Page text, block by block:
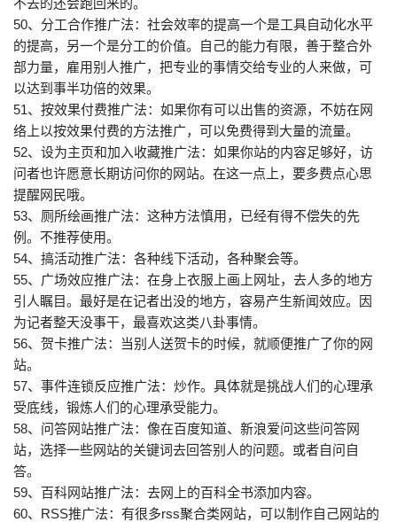
不去的还会跑回来的。
50、分工合作推广法：社会效率的提高一个是工具自动化水平
的提高，另一个是分工的价值。自己的能力有限，善于整合外
部力量，雇用别人推广，把专业的事情交给专业的人来做，可
以达到事半功倍的效果。
51、按效果付费推广法：如果你有可以出售的资源，不妨在网
络上以按效果付费的方法推广，可以免费得到大量的流量。
52、设为主页和加入收藏推广法：如果你站的内容足够好，访
问者也许愿意长期访问你的网站。在这一点上，要多费点心思
提醒网民哦。
53、厕所绘画推广法：这种方法慎用，已经有得不偿失的先
例。不推荐使用。
54、搞活动推广法：各种线下活动，各种聚会等。
55、广场效应推广法：在身上衣服上画上网址，去人多的地方
引人瞩目。最好是在记者出没的地方，容易产生新闻效应。因
为记者整天没事干，最喜欢这类八卦事情。
56、贺卡推广法：当别人送贺卡的时候，就顺便推广了你的网
站。
57、事件连锁反应推广法：炒作。具体就是挑战人们的心理承
受底线，锻炼人们的心理承受能力。
58、问答网站推广法：像在百度知道、新浪爱问这些问答网
站，选择一些网站的关键词去回答别人的问题。或者自问自
答。
59、百科网站推广法：去网上的百科全书添加内容。
60、RSS推广法：有很多rss聚合类网站，可以制作自己网站的